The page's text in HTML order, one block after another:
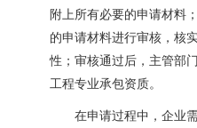
附上所有必要的申请材料
的申请材料进行审核，核
性；审核通过后，主管部
工程专业承包资质。
在申请过程中，企业需